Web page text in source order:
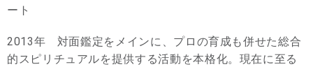
ート
2013年 対面鑑定をメインに、プロの育成も併せた総合
的スピリチュアルを提供する活動を本格化。現在に至る